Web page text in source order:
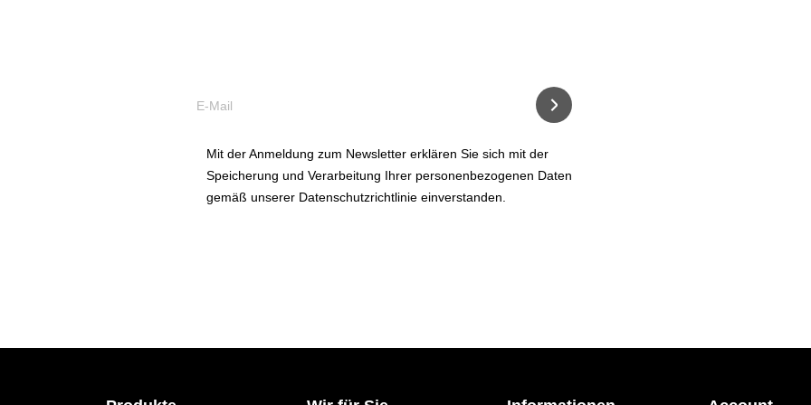
Mit der Anmeldung zum Newsletter erklären Sie sich mit der
Speicherung und Verarbeitung Ihrer personenbezogenen Daten
gemäß unserer Datenschutzrichtlinie einverstanden.